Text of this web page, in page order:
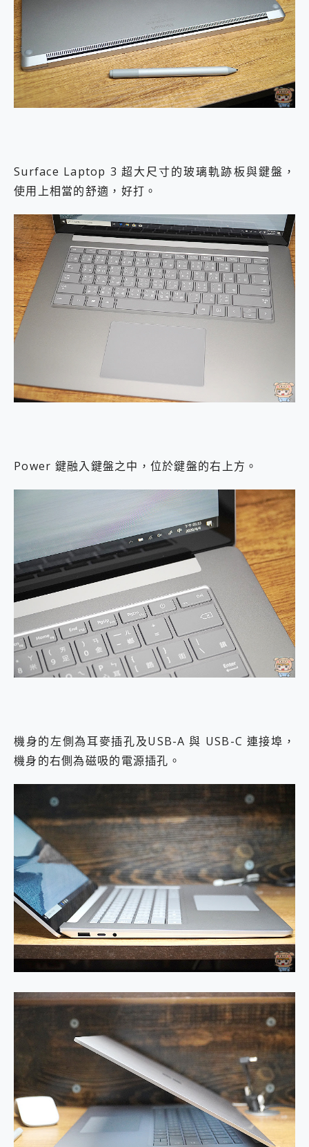
Surface Laptop 3 超大尺寸的玻璃軌跡板與鍵盤，
使用上相當的舒適，好打。
Power 鍵融入鍵盤之中，位於鍵盤的右上方。
機身的左側為耳麥插孔及USB-A 與 USB-C 連接埠，
機身的右側為磁吸的電源插孔。